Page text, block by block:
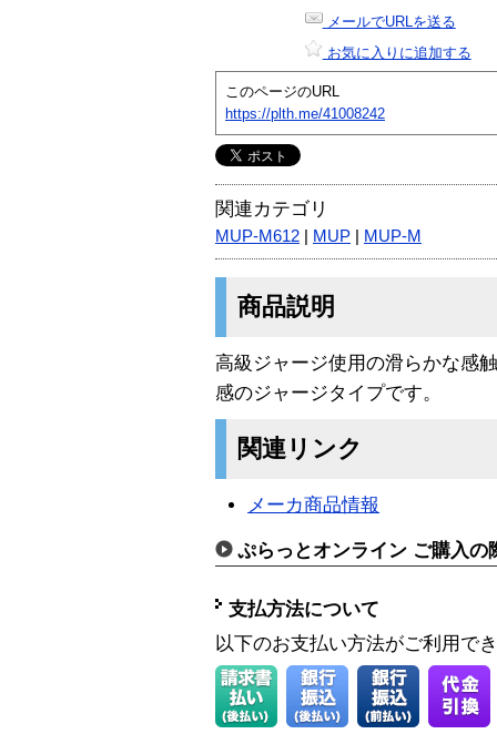
メールでURLを送る
お気に入りに追加する
このページのURL
https://plth.me/41008242
関連カテゴリ
MUP-M612 MUP MUP-M
商品説明
高級ジャージ使用の滑らかな感
感のジャージタイプです。
関連リンク
メーカ商品情報
ぷらっとオンライン ご購入の
支払方法について
以下のお支払い方法がご利用で